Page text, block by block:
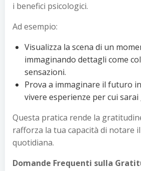
i benefici psicologici.
Ad esempio:
Visualizza la scena di un
immaginando dettagli come
sensazioni.
Prova a immaginare il futuro
vivere esperienze per cui sarai
Questa pratica rende la
rafforza la tua capacità di notare
quotidiana.
Domande Frequenti sulla